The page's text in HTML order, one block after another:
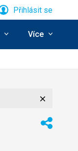
Přihlásit se
Více
Sdílet